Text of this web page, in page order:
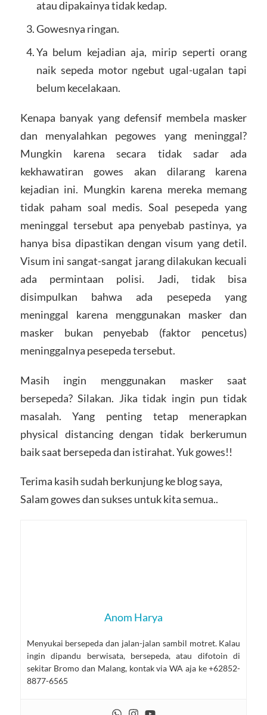
atau dipakainya tidak kedap.
Gowesnya ringan.
Ya belum kejadian aja, mirip seperti orang
naik sepeda motor ngebut ugal-ugalan tapi
belum kecelakaan.
Kenapa banyak yang defensif membela masker
dan menyalahkan pegowes yang meninggal?
Mungkin karena secara tidak sadar ada
kekhawatiran gowes akan dilarang karena
kejadian ini. Mungkin karena mereka memang
tidak paham soal medis. Soal pesepeda yang
meninggal tersebut apa penyebab pastinya, ya
hanya bisa dipastikan dengan visum yang detil.
Visum ini sangat-sangat jarang dilakukan kecuali
ada permintaan polisi. Jadi, tidak bisa
disimpulkan bahwa ada pesepeda yang
meninggal karena menggunakan masker dan
masker bukan penyebab (faktor pencetus)
meninggalnya pesepeda tersebut.
Masih ingin menggunakan masker saat
bersepeda? Silakan. Jika tidak ingin pun tidak
masalah. Yang penting tetap menerapkan
physical distancing dengan tidak berkerumun
baik saat bersepeda dan istirahat. Yuk gowes!!
Terima kasih sudah berkunjung ke blog saya,
Salam gowes dan sukses untuk kita semua..
Anom Harya
Menyukai bersepeda dan jalan-jalan sambil motret. Kalau
ingin dipandu berwisata, bersepeda, atau difotoin di
sekitar Bromo dan Malang, kontak via WA aja ke +62852-
8877-6565